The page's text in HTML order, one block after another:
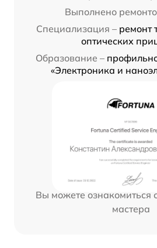
Выполнено
Специализация – ремонт
оптических
Образование –
«Электроника и
Вы можете ознакомиться
мастера